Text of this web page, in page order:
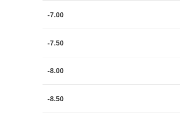
-7.00
-7.50
-8.00
-8.50